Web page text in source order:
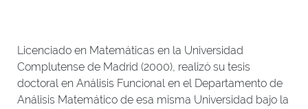
Licenciado en Matemáticas en la Universidad
Complutense de Madrid (2000), realizó su tesis
doctoral en Análisis Funcional en el Departamento de
Análisis Matemático de esa misma Universidad bajo la